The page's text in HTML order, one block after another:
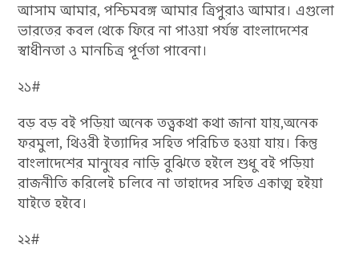
আসাম আমার, পশ্চিমবঙ্গ আমার ত্রিপুরাও আমার। এগুলো
ভারতের কবল থেকে ফিরে না পাওয়া পর্যন্ত বাংলাদেশের
স্বাধীনতা ও মানচিত্র পূর্ণতা পাবেনা।
২১#
বড় বড় বই পড়িয়া অনেক তত্ত্বকথা কথা জানা যায়,অনেক
ফরমুলা, থিওরী ইত্যাদির সহিত পরিচিত হওয়া যায়। কিন্তু
বাংলাদেশের মানুষের নাড়ি বুঝিতে হইলে শুধু বই পড়িয়া
রাজনীতি করিলেই চলিবে না তাহাদের সহিত একাত্ম হইয়া
যাইতে হইবে।
২২#